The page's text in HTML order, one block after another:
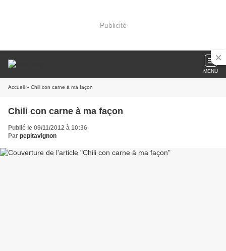
Publicité
MENU
Accueil » Chili con carne à ma façon
Chili con carne à ma façon
Publié le 09/11/2012 à 10:36
Par pepitavignon